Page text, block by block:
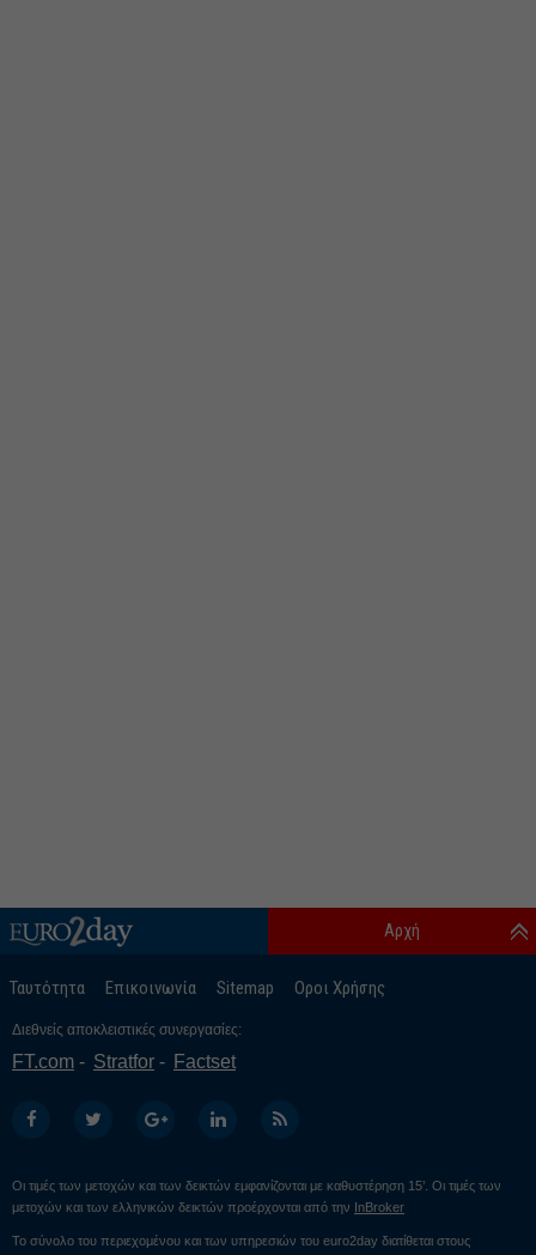
Ταυτότητα Επικοινωνία Sitemap Οροι Χρήσης
Αρχή
Διεθνείς αποκλειστικές συνεργασίες:
FT.com Stratfor Factset
Οι τιμές των μετοχών και των δεικτών εμφανίζονται με καθυστέρηση 15’. Οι τιμές των
μετοχών και των ελληνικών δεικτών προέρχονται από την InBroker
Το σύνολο του περιεχομένου και των υπηρεσιών του euro2day διατίθεται στους